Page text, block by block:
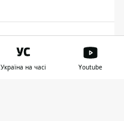
Україна на часі Youtube